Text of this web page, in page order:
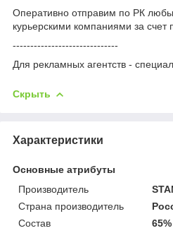
Оперативно отправим по РК
курьерскими компаниями за счет
------------------------------
Для рекламных агентств -
Скрыть
Характеристики
Основные атрибуты
Производитель
Страна производитель
Состав